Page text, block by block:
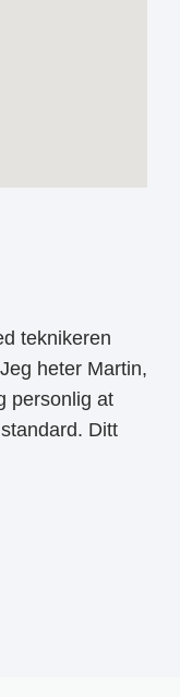
teknikeren
heter Martin,
personlig at
Ditt